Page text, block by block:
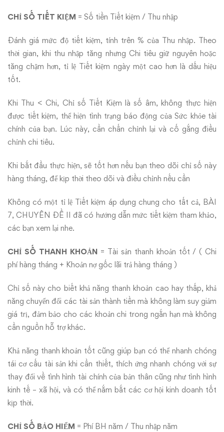
CHỈ SỐ TIẾT KIỆM = Số tiền Tiết kiệm / Thu nhập
Đánh giá mức độ tiết kiệm, tính trên % của Thu nhập. Theo
thời gian, khi thu nhập tăng nhưng Chi tiêu giữ nguyên hoặc
tăng chậm hơn, tỉ lệ Tiết kiệm ngày một cao hơn là dấu hiệu
tốt.
Khi Thu < Chi, Chỉ số Tiết Kiệm là số âm, không thực hiện
được tiết kiệm, thể hiện tình trạng báo động của Sức khỏe tài
chính của bạn. Lúc này, cần chấn chỉnh lại và cố gắng điều
chỉnh chi tiêu.
Khi bắt đầu thực hiện, sẽ tốt hơn nếu bạn theo dõi chỉ số này
hàng tháng, để kịp thời theo dõi và điều chỉnh nếu cần
Không có một tỉ lệ Tiết kiệm áp dụng chung cho tất cả, BÀI
7, CHUYÊN ĐỀ II đã có hướng dẫn mức tiết kiệm tham khảo,
các bạn xem lại nhe.
CHỈ SỐ THANH KHOẢN = Tài sản thanh khoản tốt / ( Chi
phí hàng tháng + Khoản nợ gốc lãi trả hàng tháng )
Chỉ số này cho biết khả năng thanh khoản cao hay thấp, khả
năng chuyển đổi các tài sản thành tiền mà không làm suy giảm
giá trị, đảm bảo cho các khoản chi trong ngắn hạn mà không
cần nguồn hỗ trợ khác.
Khả năng thanh khoản tốt cũng giúp bạn có thể nhanh chóng
tái cơ cấu tài sản khi cần thiết, thích ứng nhanh chóng với sự
thay đổi về tình hình tài chính của bản thân cũng như tình hình
kinh tế – xã hội, và có thể nắm bắt các cơ hội kinh doanh tốt
kịp thời.
CHỈ SỐ BẢO HIỂM = Phí BH năm / Thu nhập năm